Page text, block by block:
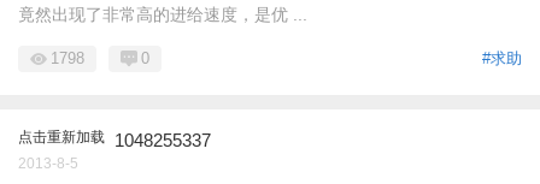
竟然出现了非常高的进给速度，是优 ...
#求助
1798 0
点击重新加载 1048255337
2013-8-5